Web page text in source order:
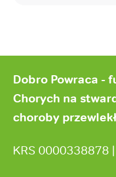
stronyDobro Powraca -
Chorych na
choroby
KRS 0000338878 |